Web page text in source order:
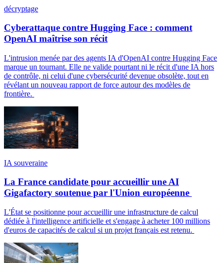
décryptage
Cyberattaque contre Hugging Face : comment
OpenAI maîtrise son récit
L'intrusion menée par des agents IA d'OpenAI contre Hugging Face
marque un tournant. Elle ne valide pourtant ni le récit d'une IA hors
de contrôle, ni celui d'une cybersécurité devenue obsolète, tout en
révélant un nouveau rapport de force autour des modèles de
frontière.
IA souveraine
La France candidate pour accueillir une AI
Gigafactory soutenue par l'Union européenne
L'État se positionne pour accueillir une infrastructure de calcul
dédiée à l'intelligence artificielle et s'engage à acheter 100 millions
d'euros de capacités de calcul si un projet français est retenu.